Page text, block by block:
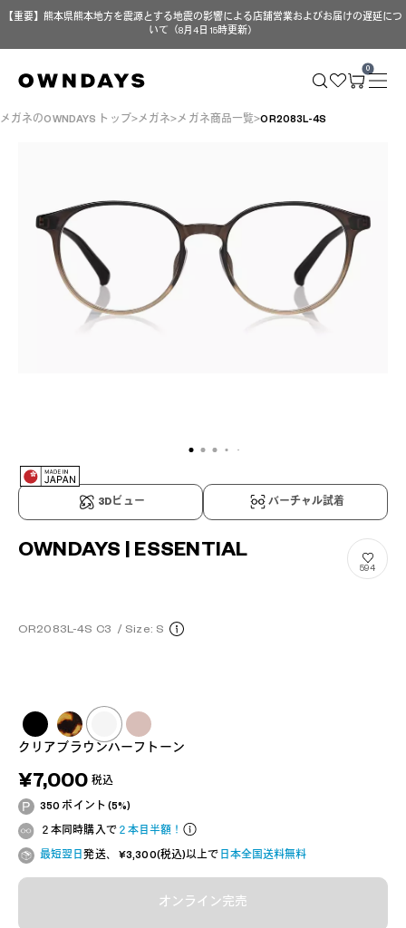
【重要】熊本県熊本地方を震源とする地震の影響による店舗営業およびお届けの遅延につ
いて（8月4日 15時更新）
0
メガネのOWNDAYS トップ メガネ メガネ商品一覧 OR2083L-4S
3Dビュー バーチャル試着
OWNDAYS | ESSENTIAL
OR2083L-4S C3 / Size: S
594
クリアブラウンハーフトーン
¥7,000 税込
350 ポイント (5%)
２本同時購入で２本目半額！
最短翌日発送、 ¥3,300(税込)以上で 日本全国送料無料
オンライン完売